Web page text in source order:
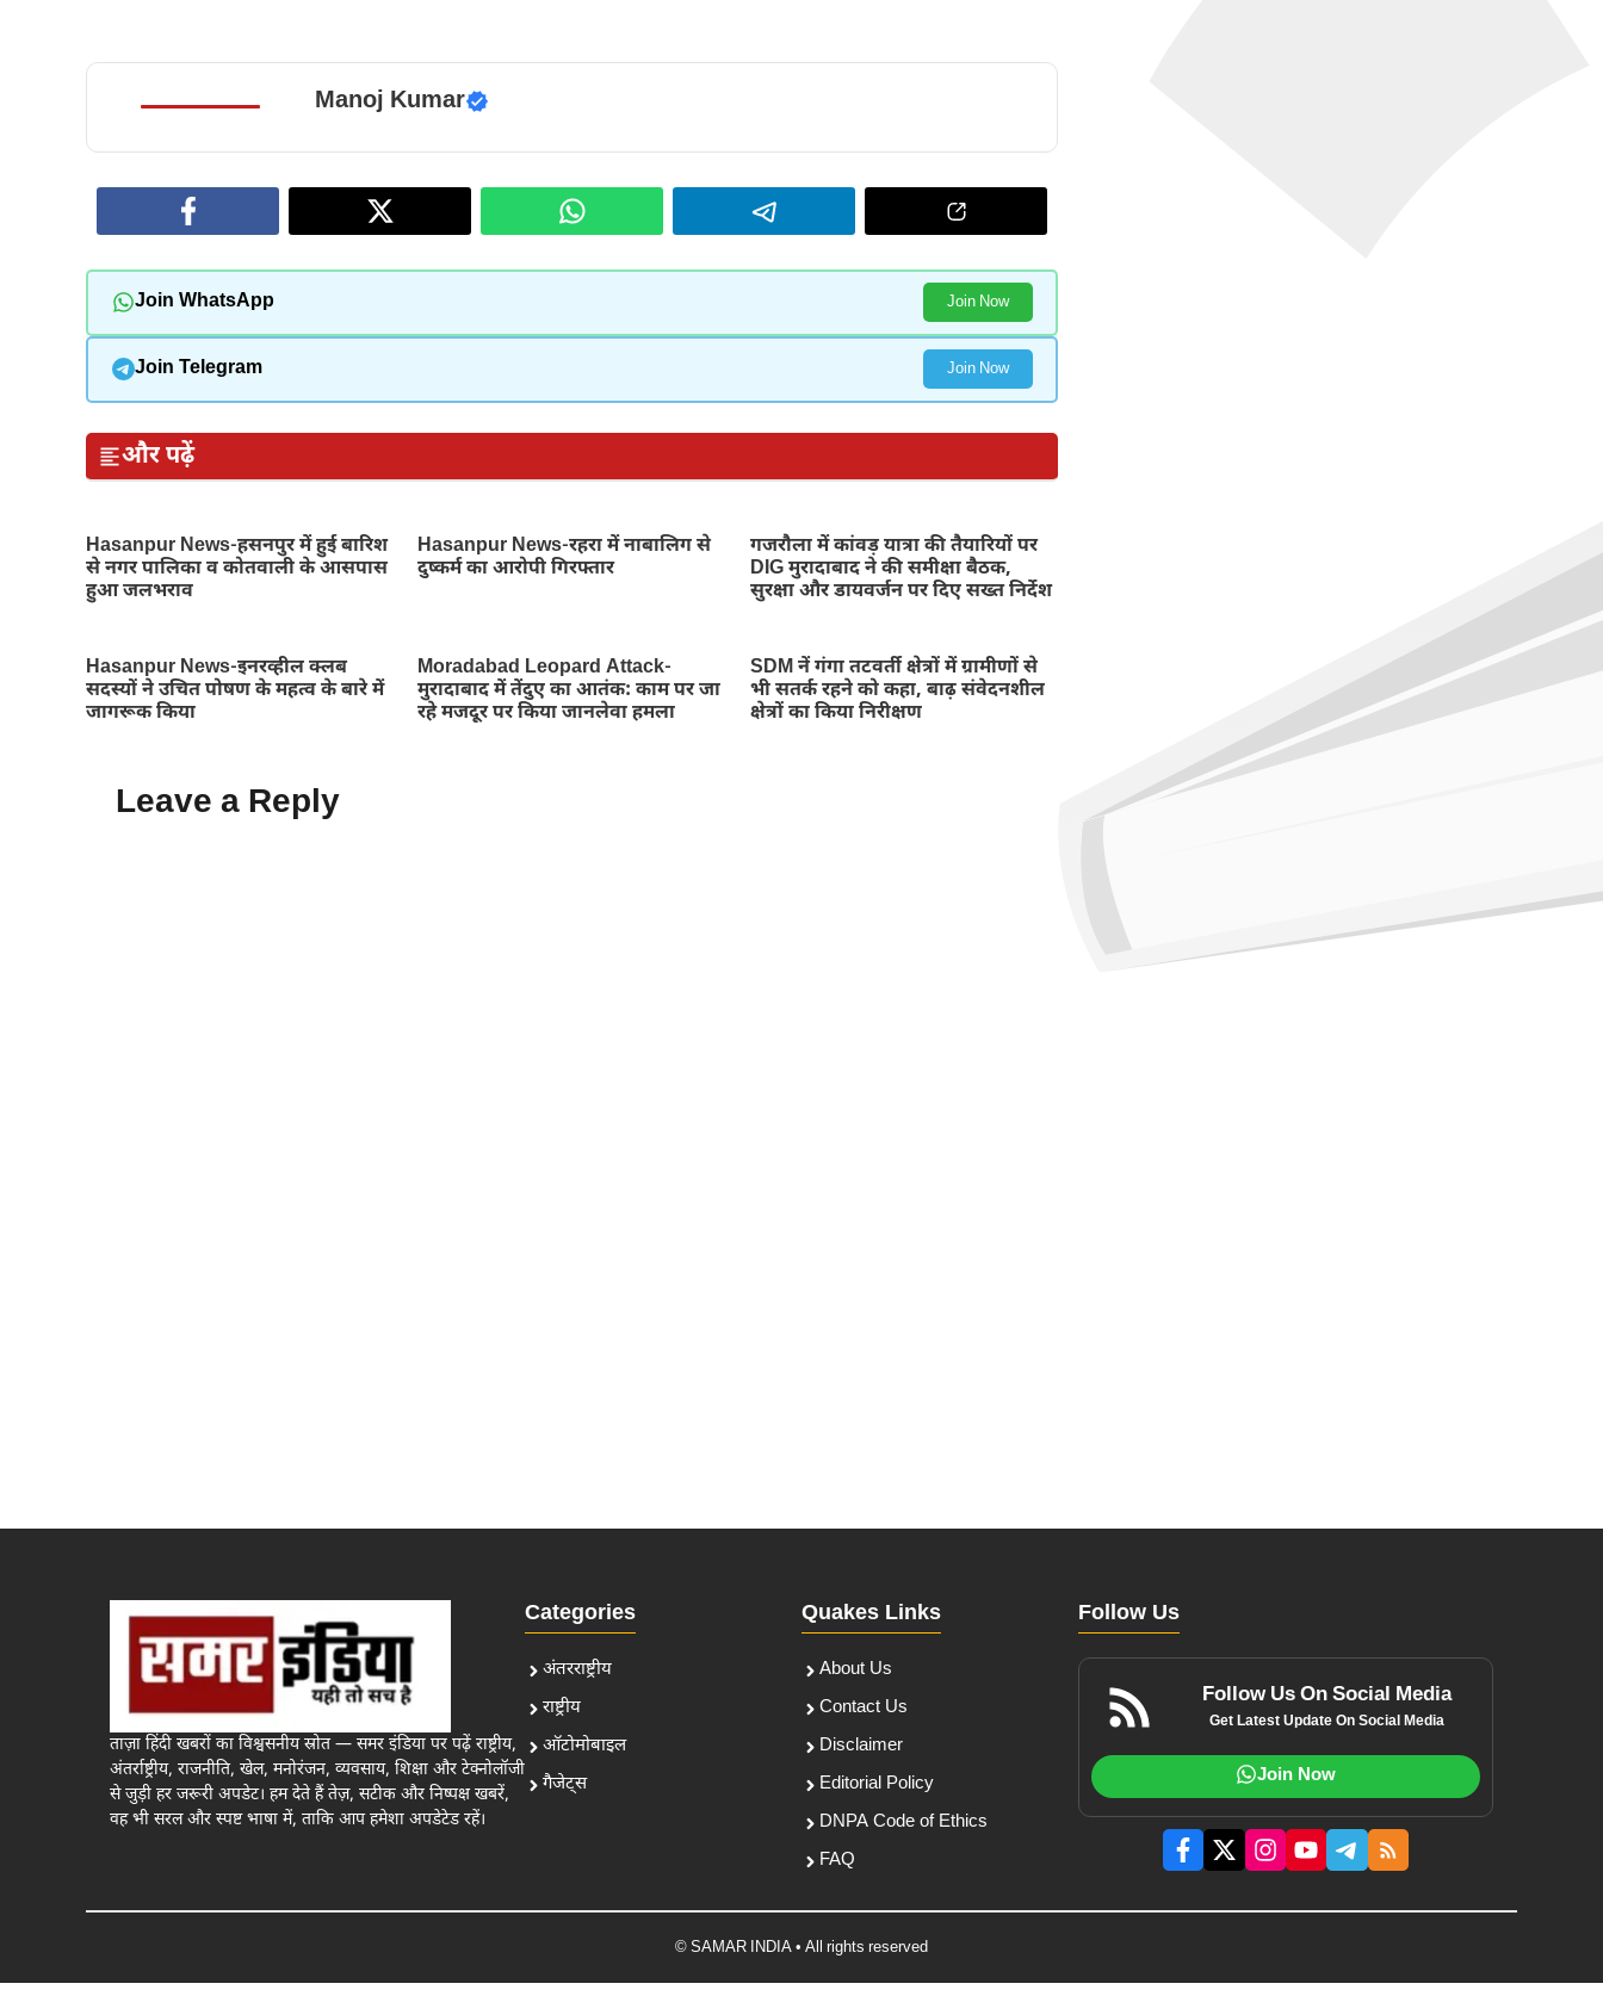
Manoj Kumar
Join WhatsApp Join Now
Join Telegram Join Now
और पढ़ें
Hasanpur News-हसनपुर में हुई बारिश
से नगर पालिका व कोतवाली के आसपास
हुआ जलभराव
Hasanpur News-रहरा में नाबालिग से
दुष्कर्म का आरोपी गिरफ्तार
गजरौला में कांवड़ यात्रा की तैयारियों पर
DIG मुरादाबाद ने की समीक्षा बैठक,
सुरक्षा और डायवर्जन पर दिए सख्त निर्देश
Hasanpur News-इनरव्हील क्लब
सदस्यों ने उचित पोषण के महत्व के बारे में
जागरूक किया
Moradabad Leopard Attack-
मुरादाबाद में तेंदुए का आतंक: काम पर जा
रहे मजदूर पर किया जानलेवा हमला
SDM नें गंगा तटवर्ती क्षेत्रों में ग्रामीणों से
भी सतर्क रहने को कहा, बाढ़ संवेदनशील
क्षेत्रों का किया निरीक्षण
Leave a Reply
ताज़ा हिंदी खबरों का विश्वसनीय स्रोत — समर इंडिया पर पढ़ें राष्ट्रीय,
अंतर्राष्ट्रीय, राजनीति, खेल, मनोरंजन, व्यवसाय, शिक्षा और टेक्नोलॉजी
से जुड़ी हर जरूरी अपडेट। हम देते हैं तेज़, सटीक और निष्पक्ष खबरें,
वह भी सरल और स्पष्ट भाषा में, ताकि आप हमेशा अपडेटेड रहें।
Categories
अंतरराष्ट्रीय
राष्ट्रीय
ऑटोमोबाइल
गैजेट्स
Quakes Links
About Us
Contact Us
Disclaimer
Editorial Policy
DNPA Code of Ethics
FAQ
Follow Us
Follow Us On Social Media
Get Latest Update On Social Media
Join Now
© SAMAR INDIA • All rights reserved